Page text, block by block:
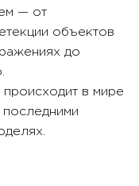
— от
объектов
до
происходит в мире